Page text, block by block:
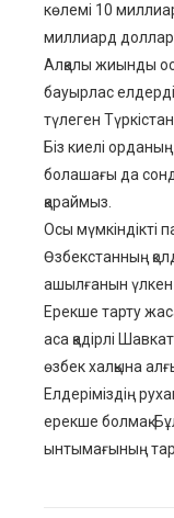
көлемі 10
миллиард
Алқалы жиынды
бауырлас
түлеген
Біз киелі
болашағы да
қараймыз.
Осы мүмкіндікті
Өзбекстанның
ашылғанын үлкен
Ерекше тарту
аса қадірлі
өзбек халқына
Елдеріміздің
ерекше болмақ.
ынтымағының